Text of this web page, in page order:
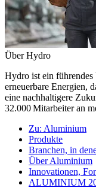
Über Hydro
Hydro ist ein
erneuerbare Energien,
eine nachhaltigere
32.000 Mitarbeiter an
Zu: Aluminium
Produkte
Branchen, in
Über Aluminium
Innovationen,
ALUMINIUM